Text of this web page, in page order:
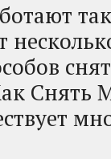
Снять